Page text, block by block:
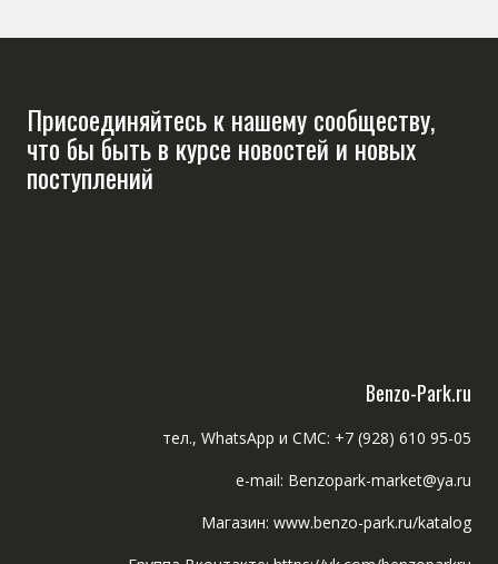
Присоединяйтесь к нашему сообществу,
что бы быть в курсе новостей и новых
поступлений
Benzo-Park.ru
тел., WhatsApp и СМС: +7 (928) 610 95-05
e-mail: Benzopark-market@ya.ru
Магазин: www.benzo-park.ru/katalog